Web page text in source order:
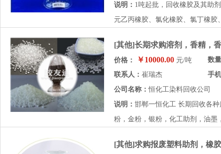
说明： 1吨起批，回收橡胶及其助
元乙丙橡胶、氯化橡胶、氯丁橡
[其他]长期求购溶剂，香精，
价格： ￥10000.00 元/吨
数
联系人： 崔瑞杰
手
公司名称：恒化工染料回收公司
说明： 邯郸一恒化工 长期回收各
粉，金粉，银粉，化工助剂，油
[其他]求购报废塑料助剂，橡